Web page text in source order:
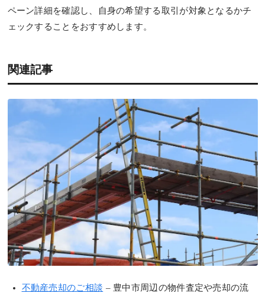
ペーン詳細を確認し、自身の希望する取引が対象となるかチ
ェックすることをおすすめします。
関連記事
不動産売却のご相談 – 豊中市周辺の物件査定や売却の流